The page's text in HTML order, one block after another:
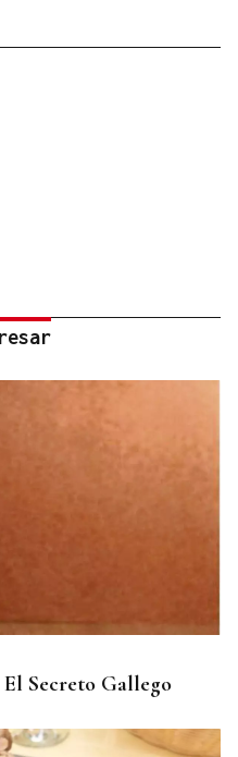
Secreto Gallego